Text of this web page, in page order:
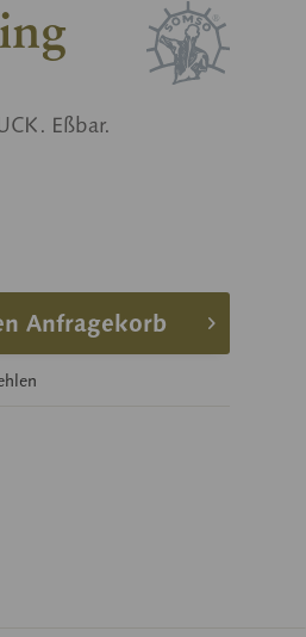
Eßbar.
Anfragekorb